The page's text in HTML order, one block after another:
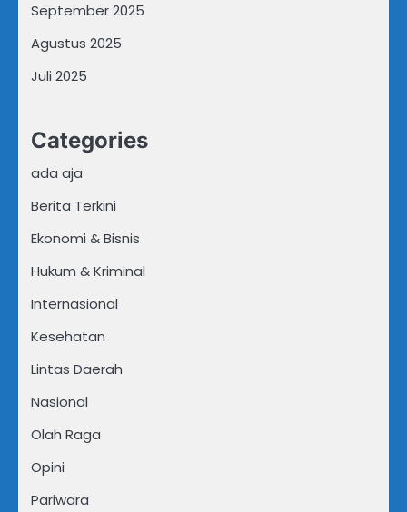
September 2025
Agustus 2025
Juli 2025
Categories
ada aja
Berita Terkini
Ekonomi & Bisnis
Hukum & Kriminal
Internasional
Kesehatan
Lintas Daerah
Nasional
Olah Raga
Opini
Pariwara